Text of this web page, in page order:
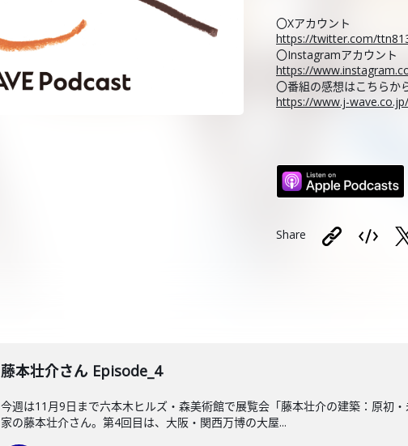
〇Xアカウント
https://twitter.com/
〇Instagramアカウント
https://
〇番組の感想はこちらか
https://www.j-
Share
藤本壮介さん Episode_4
今週は11月9日まで六本木ヒルズ・森美術館で展覧会「藤本壮介の建築：原初
家の藤本壮介さん。第4回目は、大阪・関西万博の大屋...